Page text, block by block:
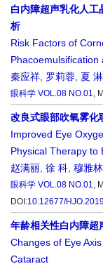
白内障超声乳化人
析
Risk Factors of
秦应祥 罗莉蓉 夏 淋
眼科学 VOL.08 NO.01,
改良式眼部吹氧雾化
Improved Eye
Physical Therapy to
赵满丽 徐 科 穆雅林
眼科学 VOL.08 NO.01,
DOI:10.12677/
年龄相关性白内障超
Changes of Eye
Cataract